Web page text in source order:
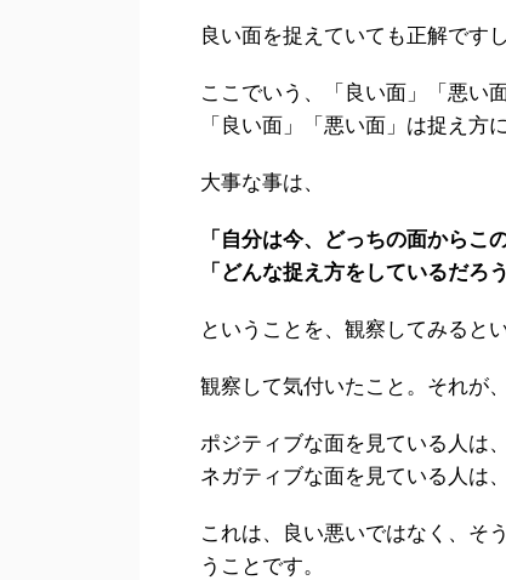
良い面を捉えていても正解です
ここでいう、「良い面」「悪い
「良い面」「悪い面」は捉え方
大事な事は、
「自分は今、どっちの面からこ
「どんな捉え方をしているだろ
ということを、観察してみると
観察して気付いたこと。それが
ポジティブな面を見ている人は
ネガティブな面を見ている人は
これは、良い悪いではなく、そ
うことです。